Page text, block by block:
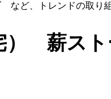
ど、トレンドの取り
） 薪ス